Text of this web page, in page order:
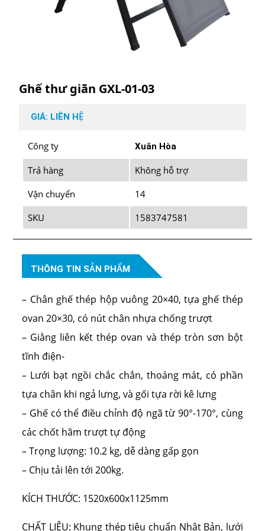
Ghế thư giãn GXL-01-03
GIÁ: LIÊN HỆ
Công ty Xuân Hòa
Trả hàng
Không hỗ trợ
Vận chuyển
14
SKU
1583747581
THÔNG TIN SẢN PHẨM
– Chân ghế thép hộp vuông 20×40, tựa ghế thép
ovan 20×30, có nút chân nhựa chống trượt
– Giằng liên kết thép ovan và thép tròn sơn bột
tĩnh điện-
– Lưới bạt ngồi chắc chắn, thoáng mát, có phần
tựa chân khi ngả lưng, và gối tựa rời kê lưng
– Ghế có thể điều chỉnh độ ngã từ 90°-170°, cùng
các chốt hãm trượt tự động
– Trọng lượng: 10.2 kg, dễ dàng gấp gọn
– Chịu tải lên tới 200kg.
KÍCH THƯỚC: 1520x600x1125mm
CHẤT LIỆU: Khung thép tiêu chuẩn Nhật Bản, lưới